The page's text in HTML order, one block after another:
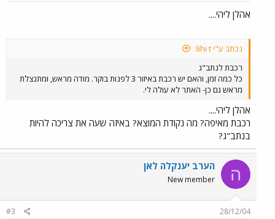
אהלן ליהי....
נכתב ע"י lihi t:
רכבת לנתב"ג
כל כמה זמן, והאם יש רכבת באיזור 3 לפנות בוקר. מודה מראש, ומתנצלת
מראש גם כן- האתר לא עולה לי.
אהלן ליהי....
רכבת מאיפה? מה נקודת המוצא? באיזה שעה את צריכה להיות
בנתב"ג?
ה הערב יענקלה לאן
New member
28/12/04
#3